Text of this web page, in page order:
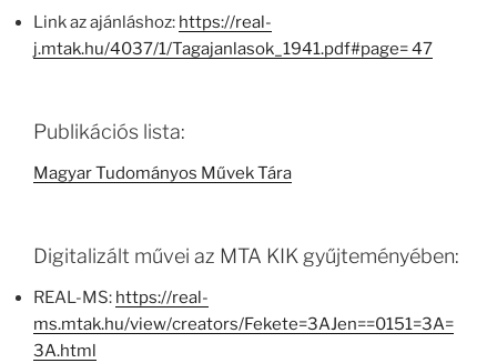
Link az ajánláshoz: https://real-
j.mtak.hu/4037/1/Tagajanlasok_1941.pdf#page= 47
Publikációs lista:
Magyar Tudományos Művek Tára
Digitalizált művei az MTA KIK gyűjteményében:
REAL-MS: https://real-
ms.mtak.hu/view/creators/Fekete=3AJen==0151=3A=
3A.html